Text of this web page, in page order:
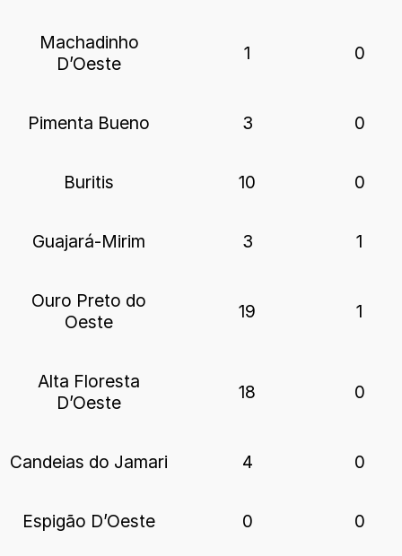
Machadinho
D’Oeste
1 0
Pimenta Bueno 3 0
Buritis 10 0
Guajará-Mirim 3 1
Ouro Preto do
Oeste
19 1
Alta Floresta
D’Oeste
18 0
Candeias do Jamari 4 0
Espigão D’Oeste 0 0